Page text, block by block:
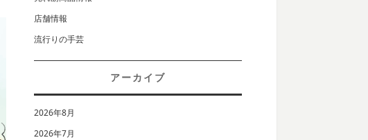
店舗情報
流行りの手芸
アーカイブ
2026年8月
2026年7月